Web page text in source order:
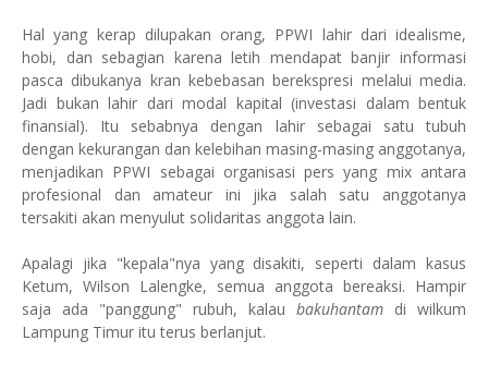
Hal yang kerap dilupakan orang, PPWI lahir dari idealisme,
hobi, dan sebagian karena letih mendapat banjir informasi
pasca dibukanya kran kebebasan berekspresi melalui media.
Jadi bukan lahir dari modal kapital (investasi dalam bentuk
finansial). Itu sebabnya dengan lahir sebagai satu tubuh
dengan kekurangan dan kelebihan masing-masing anggotanya,
menjadikan PPWI sebagai organisasi pers yang mix antara
profesional dan amateur ini jika salah satu anggotanya
tersakiti akan menyulut solidaritas anggota lain.
Apalagi jika "kepala"nya yang disakiti, seperti dalam kasus
Ketum, Wilson Lalengke, semua anggota bereaksi. Hampir
saja ada "panggung" rubuh, kalau bakuhantam di wilkum
Lampung Timur itu terus berlanjut.